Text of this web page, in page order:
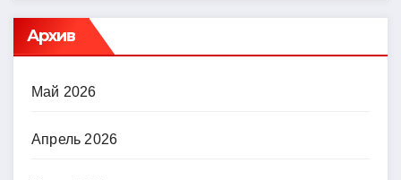
Архив
Май 2026
Апрель 2026